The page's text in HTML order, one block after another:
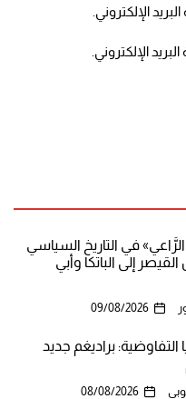
الإلكتروني.
الإلكتروني.
في التاريخ السياسي
إلى الباتكا وأبي
09/08/2026
براديغم جديد
08/08/2026